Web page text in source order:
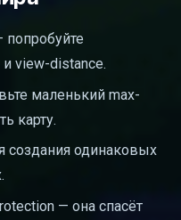
попробуйте
view-distance.
маленький max-
карту.
создания одинаковых
— она спасёт